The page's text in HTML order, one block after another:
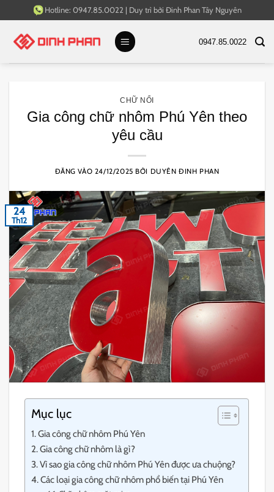
qua
Hotline: 0947.85.0022 | Duy trì bởi Đinh Phan Tây Nguyên
0947.85.0022
CHỮ NỔI
Gia công chữ nhôm Phú Yên theo
yêu cầu
ĐĂNG VÀO 24/12/2025 BỞI DUYÊN ĐINH PHAN
24
Th12
Mục lục
Gia công chữ nhôm Phú Yên
Gia công chữ nhôm là gì?
Vì sao gia công chữ nhôm Phú Yên được ưa chuộng?
Các loại gia công chữ nhôm phổ biến tại Phú Yên